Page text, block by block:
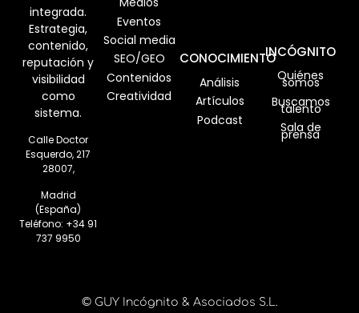
integrada.
Estrategia,
contenido,
reputación y
visibilidad
como
sistema.
Calle Doctor
Esquerdo, 217
28007,
Madrid
(España)
Teléfono: +34 91
737 9950
Eventos
Social media
SEO/GEO
Contenidos
Creatividad
CONOCIMIENTO
Análisis
Artículos
Podcast
INCÓGNITO
Quiénes
somos
Buscamos
talento
Sala de
prensa
© GUY Incógnito & Asociados S.L.